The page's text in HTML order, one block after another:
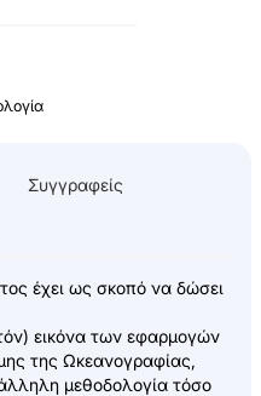
Συγγραφείς
έχει ως σκοπό να δώσει
εικόνα των εφαρμογών
της Ωκεανογραφίας,
μεθοδολογία τόσο